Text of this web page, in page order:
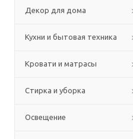
Декор для дома
Кухни и бытовая техника
Кровати и матрасы
Стирка и уборка
Освещение